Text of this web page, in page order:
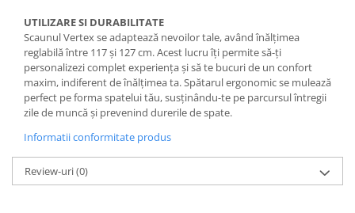
UTILIZARE SI DURABILITATE
Scaunul Vertex se adaptează nevoilor tale, având înălțimea
reglabilă între 117 și 127 cm. Acest lucru îți permite să-ți
personalizezi complet experiența și să te bucuri de un confort
maxim, indiferent de înălțimea ta. Spătarul ergonomic se mulează
perfect pe forma spatelui tău, susținându-te pe parcursul întregii
zile de muncă și prevenind durerile de spate.
Informatii conformitate produs
Review-uri(0)